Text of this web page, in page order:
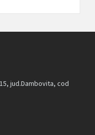
jud.Dambovita, cod